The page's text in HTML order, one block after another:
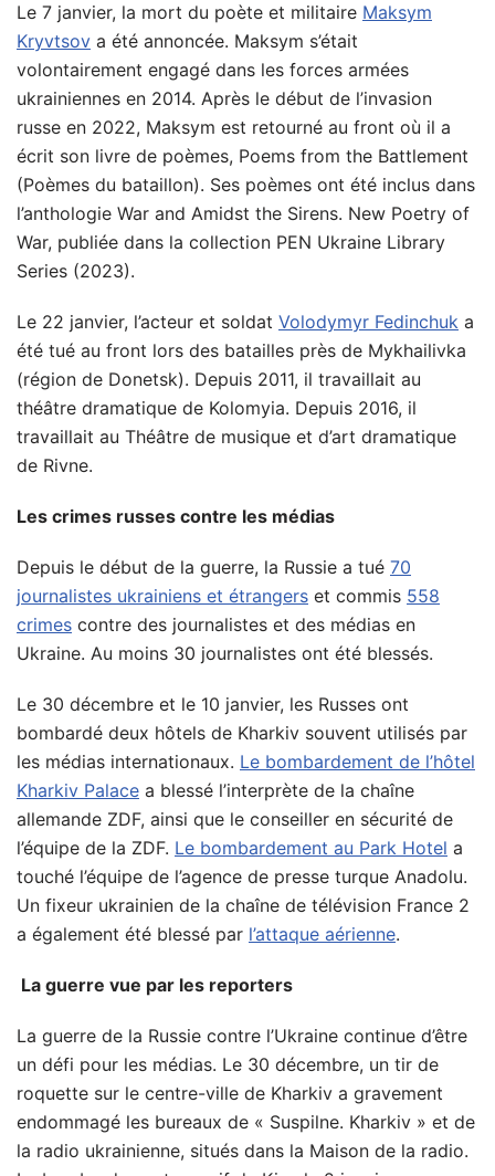
Le 7 janvier, la mort du poète et militaire Maksym
Kryvtsov a été annoncée. Maksym s’était
volontairement engagé dans les forces armées
ukrainiennes en 2014. Après le début de l’invasion
russe en 2022, Maksym est retourné au front où il a
écrit son livre de poèmes, Poems from the Battlement
(Poèmes du bataillon). Ses poèmes ont été inclus dans
l’anthologie War and Amidst the Sirens. New Poetry of
War, publiée dans la collection PEN Ukraine Library
Series (2023).
Le 22 janvier, l’acteur et soldat Volodymyr Fedinchuk a
été tué au front lors des batailles près de Mykhailivka
(région de Donetsk). Depuis 2011, il travaillait au
théâtre dramatique de Kolomyia. Depuis 2016, il
travaillait au Théâtre de musique et d’art dramatique
de Rivne.
Les crimes russes contre les médias
Depuis le début de la guerre, la Russie a tué 70
journalistes ukrainiens et étrangers et commis 558
crimes contre des journalistes et des médias en
Ukraine. Au moins 30 journalistes ont été blessés.
Le 30 décembre et le 10 janvier, les Russes ont
bombardé deux hôtels de Kharkiv souvent utilisés par
les médias internationaux. Le bombardement de l’hôtel
Kharkiv Palace a blessé l’interprète de la chaîne
allemande ZDF, ainsi que le conseiller en sécurité de
l’équipe de la ZDF. Le bombardement au Park Hotel a
touché l’équipe de l’agence de presse turque Anadolu.
Un fixeur ukrainien de la chaîne de télévision France 2
a également été blessé par l’attaque aérienne.
La guerre vue par les reporters
La guerre de la Russie contre l’Ukraine continue d’être
un défi pour les médias. Le 30 décembre, un tir de
roquette sur le centre-ville de Kharkiv a gravement
endommagé les bureaux de « Suspilne. Kharkiv » et de
la radio ukrainienne, situés dans la Maison de la radio.